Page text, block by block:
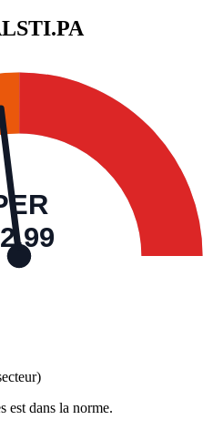
est dans la norme.